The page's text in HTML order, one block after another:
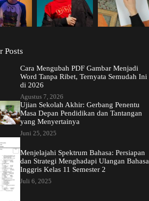
Posts
Cara Mengubah PDF Gambar Menjadi
Word Tanpa Ribet, Ternyata Semudah Ini
di 2026
Agustus 7, 2026
Ujian Sekolah Akhir: Gerbang Penentu
Masa Depan Pendidikan dan Tantangan
yang Menyertainya
Juni 25, 2025
Menjelajahi Spektrum Bahasa: Persiapan
dan Strategi Menghadapi Ulangan Bahasa
Inggris Kelas 11 Semester 2
Juli 6, 2025